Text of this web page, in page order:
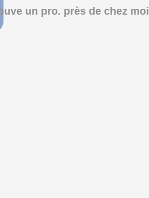
un pro. près de chez moi